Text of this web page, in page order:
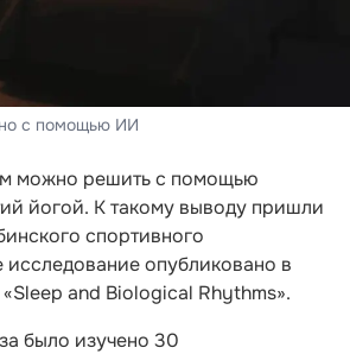
с помощью ИИ
можно решить с помощью
йогой. К такому выводу пришли
спортивного
исследование опубликовано в
and Biological Rhythms».
было изучено 30